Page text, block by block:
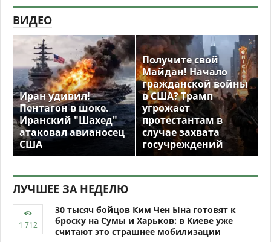
ВИДЕО
Иран удивил!
Пентагон в шоке.
Иранский "Шахед"
атаковал авианосец
США
Получите свой
Майдан! Начало
гражданской войны
в США? Трамп
угрожает
протестантам в
случае захвата
госучреждений
ЛУЧШЕЕ ЗА НЕДЕЛЮ
30 тысяч бойцов Ким Чен Ына готовят к
броску на Сумы и Харьков: в Киеве уже
считают это страшнее мобилизации